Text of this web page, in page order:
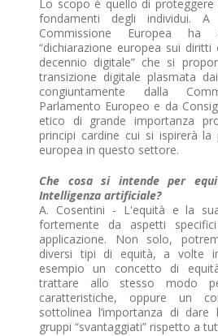
Lo scopo è quello di
fondamenti degli individui.
Commissione Europea ha
“dichiarazione europea sui
decennio digitale” che si
transizione digitale plasmata
congiuntamente dalla
Parlamento Europeo e da
etico di grande importanza
principi cardine cui si ispirerà
europea in questo settore.
Che cosa si intende per
Intelligenza artificiale?
A. Cosentini - L'equità e la
fortemente da aspetti
applicazione. Non solo,
diversi tipi di equità, a volte
esempio un concetto di
trattare allo stesso modo
caratteristiche, oppure un
sottolinea l’importanza di
gruppi “svantaggiati” rispetto a